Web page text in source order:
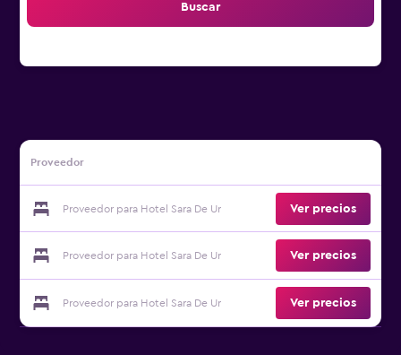
Buscar
Proveedor
Proveedor para Hotel Sara De Ur Ver precios
Proveedor para Hotel Sara De Ur Ver precios
Proveedor para Hotel Sara De Ur Ver precios